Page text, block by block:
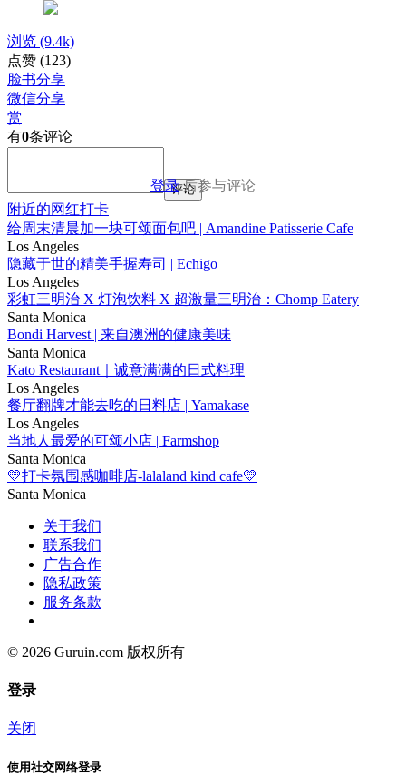
浏览 (9.4k)
点赞 (123)
脸书分享
微信分享
赏
有0条评论
登录后参与评论
评论
附近的网红打卡
给周末清晨加一块可颂面包吧 | Amandine Patisserie Cafe
Los Angeles
隐藏于世的精美手握寿司 | Echigo
Los Angeles
彩虹三明治 X 灯泡饮料 X 超激量三明治：Chomp Eatery
Santa Monica
Bondi Harvest | 来自澳洲的健康美味
Santa Monica
Kato Restaurant｜诚意满满的日式料理
Los Angeles
餐厅翻牌才能去吃的日料店 | Yamakase
Los Angeles
当地人最爱的可颂小店 | Farmshop
Santa Monica
💛打卡氛围感咖啡店-lalaland kind cafe💛
Santa Monica
关于我们
联系我们
广告合作
隐私政策
服务条款
© 2026 Guruin.com 版权所有
登录
关闭
使用社交网络登录